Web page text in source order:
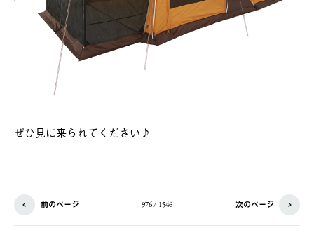
ぜひ見に来られてください♪
前のページ 976 / 1546 次のページ